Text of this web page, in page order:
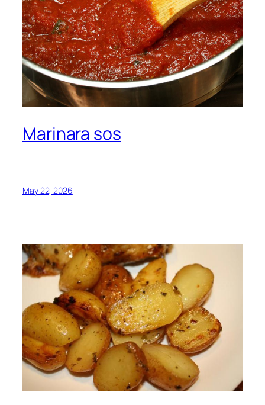
Marinara sos
May 22, 2026